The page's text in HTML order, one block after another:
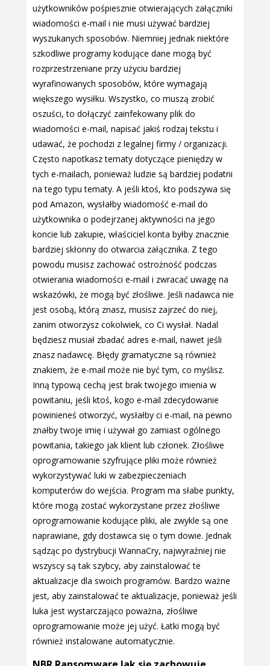
użytkowników pośpiesznie otwierających załączniki
wiadomości e-mail i nie musi używać bardziej
wyszukanych sposobów. Niemniej jednak niektóre
szkodliwe programy kodujące dane mogą być
rozprzestrzeniane przy użyciu bardziej
wyrafinowanych sposobów, które wymagają
większego wysiłku. Wszystko, co muszą zrobić
oszuści, to dołączyć zainfekowany plik do
wiadomości e-mail, napisać jakiś rodzaj tekstu i
udawać, że pochodzi z legalnej firmy / organizacji.
Często napotkasz tematy dotyczące pieniędzy w
tych e-mailach, ponieważ ludzie są bardziej podatni
na tego typu tematy. A jeśli ktoś, kto podszywa się
pod Amazon, wysłałby wiadomość e-mail do
użytkownika o podejrzanej aktywności na jego
koncie lub zakupie, właściciel konta byłby znacznie
bardziej skłonny do otwarcia załącznika. Z tego
powodu musisz zachować ostrożność podczas
otwierania wiadomości e-mail i zwracać uwagę na
wskazówki, że mogą być złośliwe. Jeśli nadawca nie
jest osobą, którą znasz, musisz zajrzeć do niej,
zanim otworzysz cokolwiek, co Ci wysłał. Nadal
będziesz musiał zbadać adres e-mail, nawet jeśli
znasz nadawcę. Błędy gramatyczne są również
znakiem, że e-mail może nie być tym, co myślisz.
Inną typową cechą jest brak twojego imienia w
powitaniu, jeśli ktoś, kogo e-mail zdecydowanie
powinieneś otworzyć, wysłałby ci e-mail, na pewno
znałby twoje imię i używał go zamiast ogólnego
powitania, takiego jak klient lub członek. Złośliwe
oprogramowanie szyfrujące pliki może również
wykorzystywać luki w zabezpieczeniach
komputerów do wejścia. Program ma słabe punkty,
które mogą zostać wykorzystane przez złośliwe
oprogramowanie kodujące pliki, ale zwykle są one
naprawiane, gdy dostawca się o tym dowie. Jednak
sądząc po dystrybucji WannaCry, najwyraźniej nie
wszyscy są tak szybcy, aby zainstalować te
aktualizacje dla swoich programów. Bardzo ważne
jest, aby zainstalować te aktualizacje, ponieważ jeśli
luka jest wystarczająco poważna, złośliwe
oprogramowanie może jej użyć. Łatki mogą być
również instalowane automatycznie.